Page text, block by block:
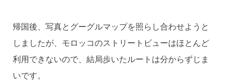
帰国後、写真とグーグルマップを照らし合わせようと
しましたが、モロッコのストリートビューはほとんど
利用できないので、結局歩いたルートは分からずじま
いです。